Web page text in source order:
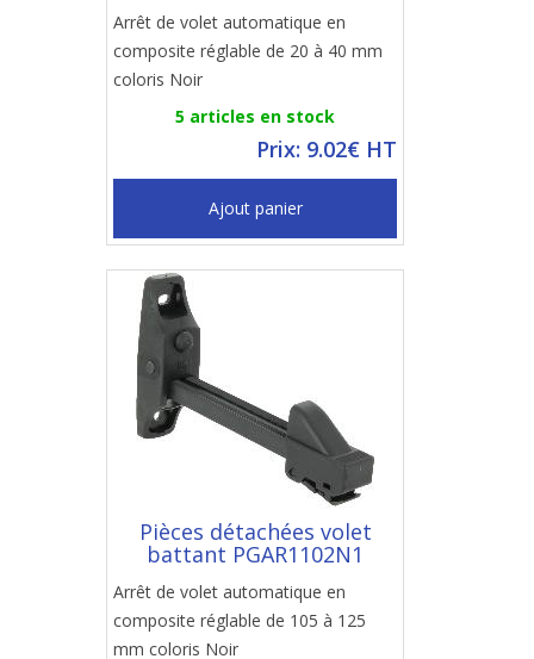
Arrêt de volet automatique en
composite réglable de 20 à 40 mm
coloris Noir
5 articles en stock
Prix: 9.02€ HT
Ajout panier
Pièces détachées volet
battant PGAR1102N1
Arrêt de volet automatique en
composite réglable de 105 à 125
mm coloris Noir